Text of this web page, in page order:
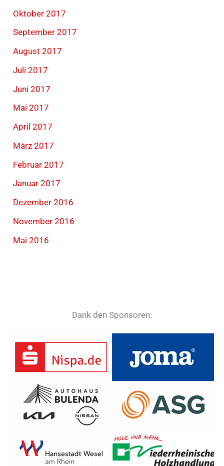
Oktober 2017
September 2017
August 2017
Juli 2017
Juni 2017
Mai 2017
April 2017
März 2017
Februar 2017
Januar 2017
Dezember 2016
November 2016
Mai 2016
Dank den Sponsoren: